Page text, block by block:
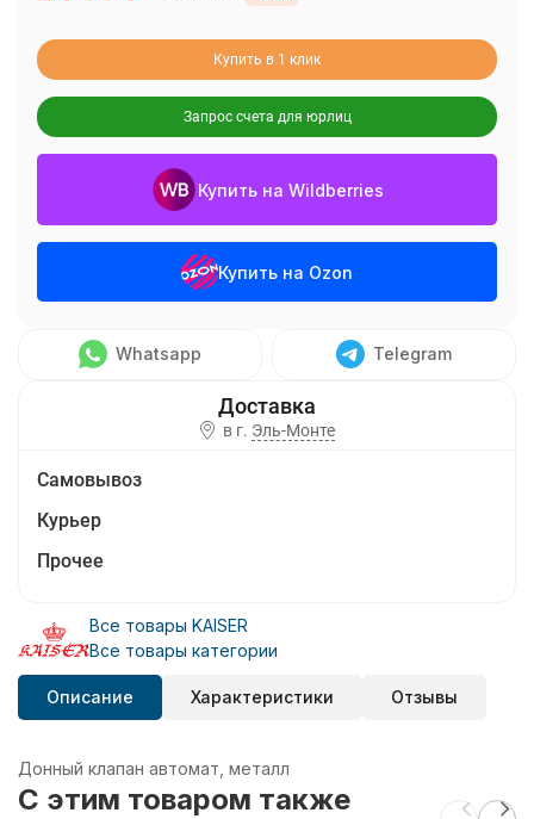
Купить в 1 клик
Запрос счета для юрлиц
Купить на Wildberries
Купить на Ozon
Whatsapp Telegram
в г. Эль-Монте
Самовывоз
Курьер
Прочее
Все товары KAISER
Все товары категории
Описание Характеристики Отзывы
Донный клапан автомат, металл
C этим товаром также